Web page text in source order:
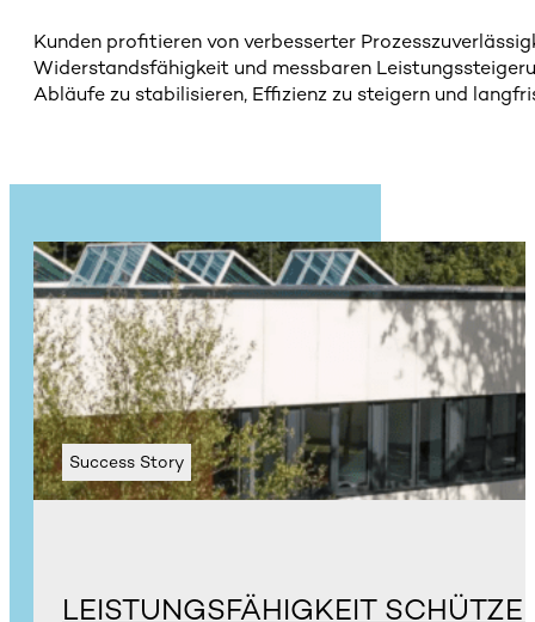
Kunden profitieren von verbesserter
Widerstandsfähigkeit und messbaren
Abläufe zu stabilisieren, Effizienz zu steigern und
Success Story
LEISTUNGSFÄHIGKEIT